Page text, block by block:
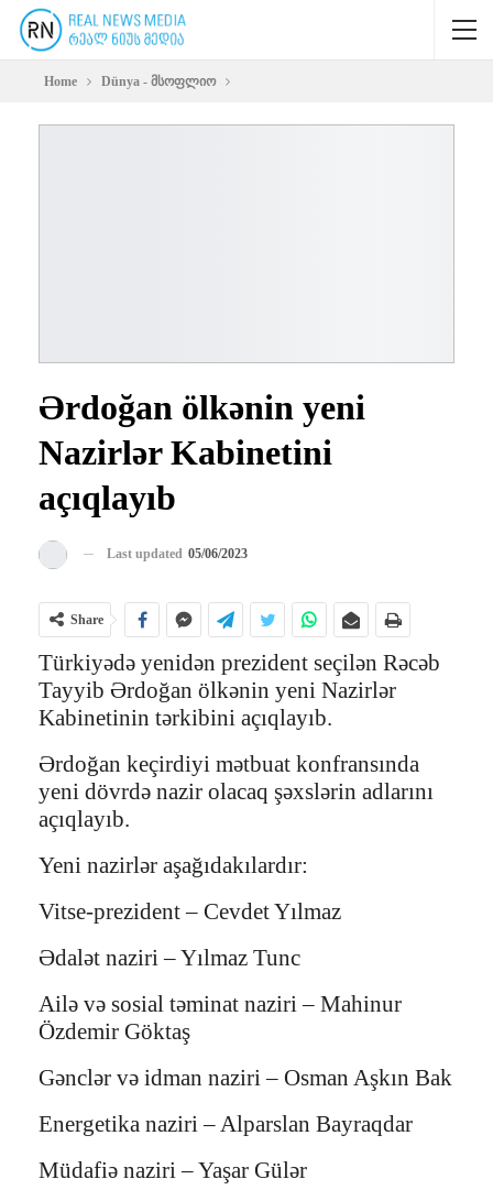
Home Dünya - მსოფლიო
Ərdoğan ölkənin yeni
Nazirlər Kabinetini
açıqlayıb
Last updated 05/06/2023
Share
Türkiyədə yenidən prezident seçilən Rəcəb
Tayyib Ərdoğan ölkənin yeni Nazirlər
Kabinetinin tərkibini açıqlayıb.
Ərdoğan keçirdiyi mətbuat konfransında
yeni dövrdə nazir olacaq şəxslərin adlarını
açıqlayıb.
Yeni nazirlər aşağıdakılardır:
Vitse-prezident – Cevdet Yılmaz
Ədalət naziri – Yılmaz Tunc
Ailə və sosial təminat naziri – Mahinur
Özdemir Göktaş
Gənclər və idman naziri – Osman Aşkın Bak
Energetika naziri – Alparslan Bayraqdar
Müdafiə naziri – Yaşar Gülər